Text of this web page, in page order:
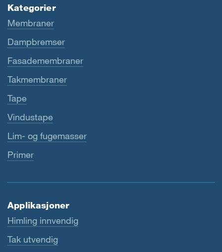
Kategorier
Membraner
Dampbremser
Fasademembraner
Takmembraner
Tape
Vindustape
Lim- og fugemasser
Primer
Applikasjoner
Himling innvendig
Tak utvendig